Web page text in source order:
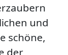
und
schöne,
der